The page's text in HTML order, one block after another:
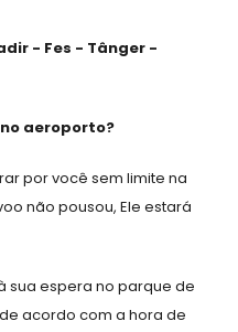
- Fes - Tânger -
aeroporto?
por você sem limite na
não pousou, Ele estará
sua espera no parque de
acordo com a hora de